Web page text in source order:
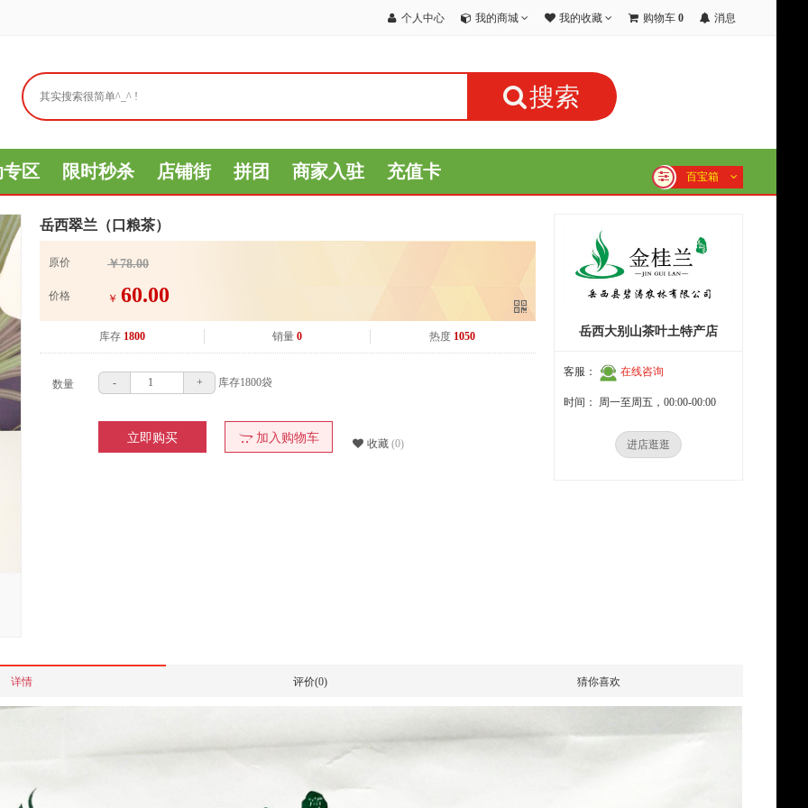
个人中心 我的商城 我的收藏 购物车 0 消息
搜索
区 限时秒杀 店铺街 拼团 商家入驻 充值卡 百宝箱
岳西翠兰（口粮茶）
原价 ￥78.00
价格 ￥ 60.00
库存 1800 销量 0 热度 1050
数量 - + 库存1800袋
收藏 (0)
立即购买 加入购物车
岳西大别山茶叶土特产店
客服： 在线咨询
时间： 周一至周五 ， 00:00-00:00
进店逛逛
详情 评价(0) 猜你喜欢